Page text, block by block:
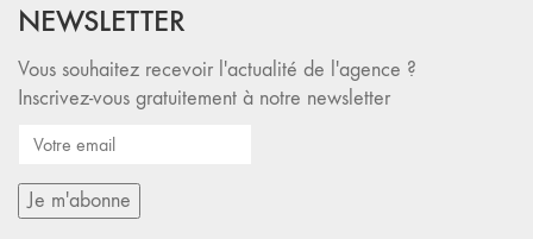
NEWSLETTER
Vous souhaitez recevoir l'actualité de l'agence ?
Inscrivez-vous gratuitement à notre newsletter